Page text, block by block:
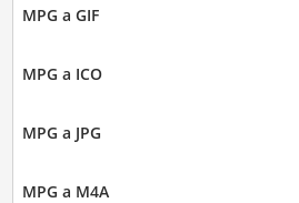
MPG a GIF
MPG a ICO
MPG a JPG
MPG a M4A